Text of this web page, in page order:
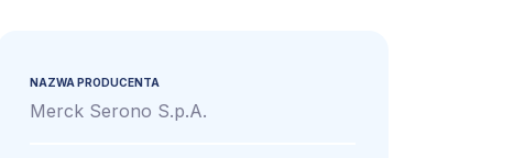
NAZWA PRODUCENTA
Merck Serono S.p.A.